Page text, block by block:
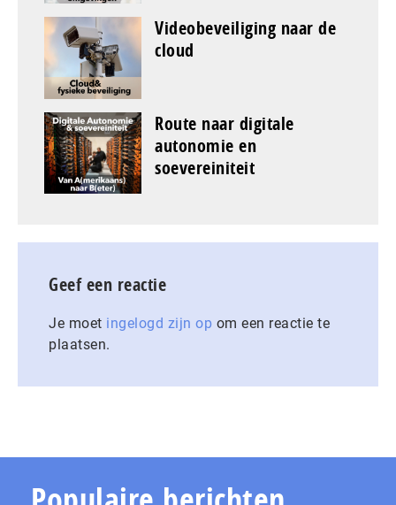
Videobeveiliging naar de
cloud
Route naar digitale
autonomie en
soevereiniteit
Geef een reactie
Je moet ingelogd zijn op om een reactie te
plaatsen.